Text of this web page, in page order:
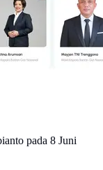
pada 8 Juni